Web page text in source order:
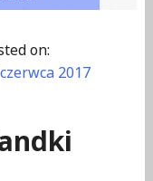
on:
2017